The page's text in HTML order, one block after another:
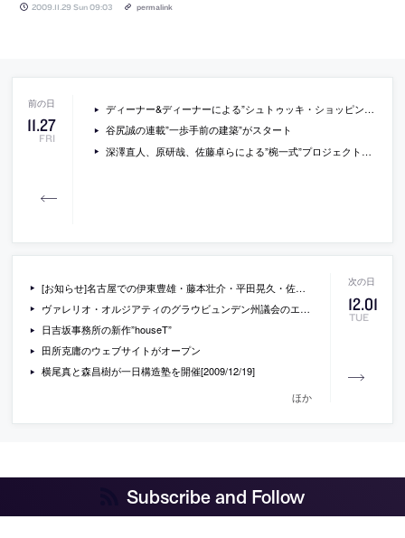
2009.11.29 Sun 09:03 permalink
11.27
FRI
ディーナー&ディーナーによる”シュトゥッキ・ショッピングセンター”
谷尻誠の連載”一歩手前の建築”がスタート
深澤直人、原研哉、佐藤卓らによる”椀一式”プロジェクトの写真と概要
12.01
TUE
[お知らせ]名古屋での伊東豊雄・藤本壮介・平田晃久・佐藤淳によるシンポジウムの情報
ヴァレリオ・オルジアティのグラウビュンデン州議会のエントランス
日吉坂事務所の新作”houseT”
田所克庸のウェブサイトがオープン
横尾真と森昌樹が一日構造塾を開催[2009/12/19]
ほか
Subscribe and Follow